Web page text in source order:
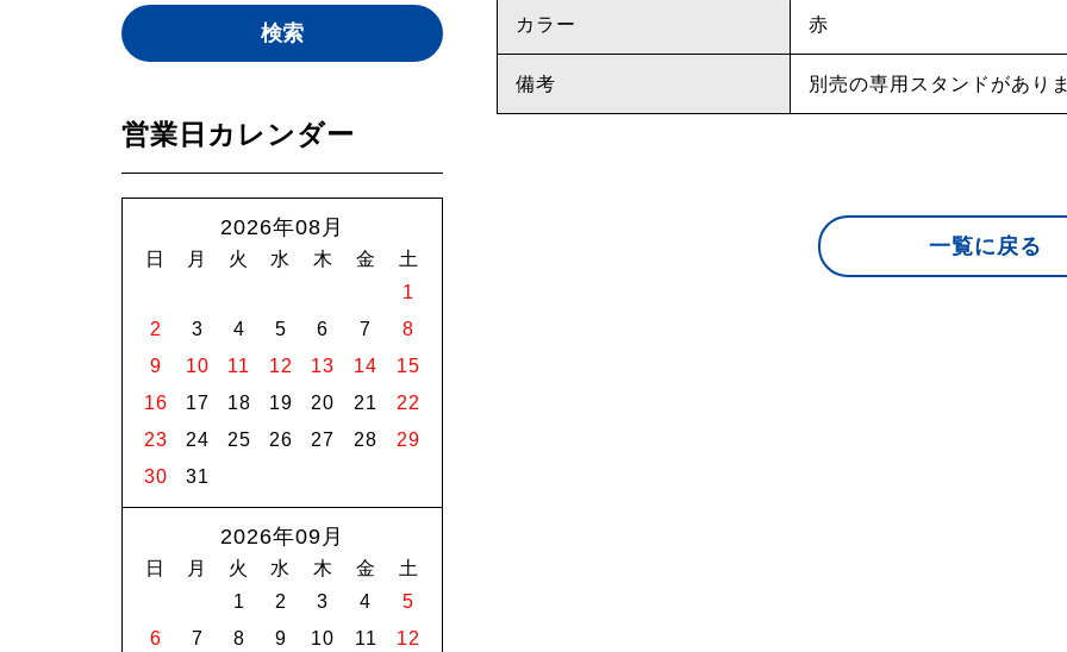
営業日カレンダー
2026年08月
日 月 火 水 木 金
土
1
2
3 4 5 6 7
8
9
10 11 12 13 14
15
16
17 18 19 20 21
22
23
24 25 26 27 28
29
30
31
2026年09月
日 月 火 水 木 金
土
1
2 3 4
5
6
7 8 9 10 11
12
カラー 赤
備考 別売の専用スタンドがあり
一覧に戻る